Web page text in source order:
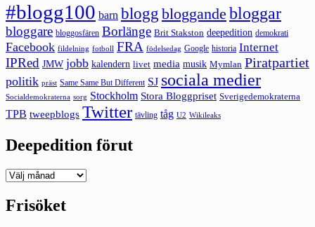
#blogg100 barn blogg bloggande bloggar
bloggare bloggosfären Borlänge Brit Stakston deepedition demokrati
Facebook fildelning fotboll FRA födelsedag Google historia Internet
IPRed JMW jobb kalendern livet media musik Mymlan Piratpartiet
politik präst Same Same But Different SJ sociala medier
Socialdemokraterna sorg Stockholm Stora Bloggpriset Sverigedemokraterna
TPB tweepblogs Twitter tävling tåg U2 Wikileaks
Deepedition förut
Deepedition
Frisöket